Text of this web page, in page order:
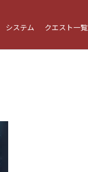
システム クエスト一覧